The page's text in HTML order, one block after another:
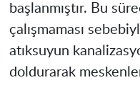
başlanmıştır. Bu
çalışmaması
atıksuyun
doldurarak